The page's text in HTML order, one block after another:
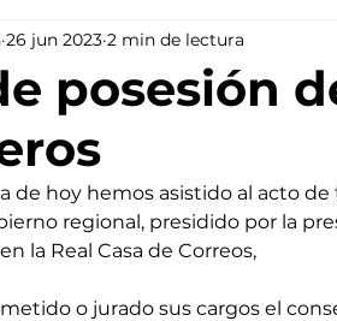
posesión
26 jun 2023 2 min de lectura
de hoy hemos asistido al acto
regional, presidido por la
la Real Casa de Correos,
o jurado sus cargos el